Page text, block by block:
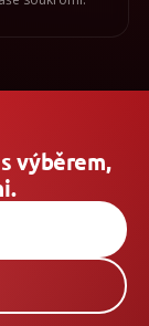
výběrem,